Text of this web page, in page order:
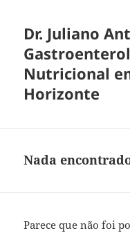
Dr. Juliano
Nutricional
Horizonte
Nada
Parece que não foi